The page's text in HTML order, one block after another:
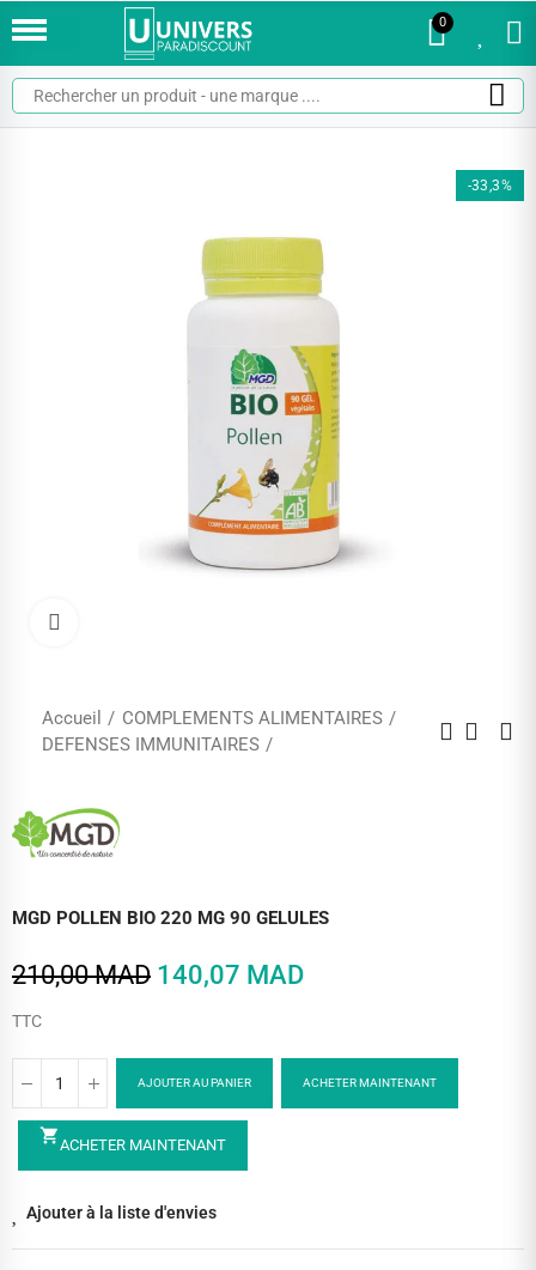
0
-33,3%
Accueil
COMPLEMENTS ALIMENTAIRES
DEFENSES IMMUNITAIRES
MGD POLLEN BIO 220 MG 90 GELULES
210,00 MAD 140,07 MAD
TTC
AJOUTER AU PANIER ACHETER MAINTENANT
shopping_cartACHETER MAINTENANT
Ajouter à la liste d'envies